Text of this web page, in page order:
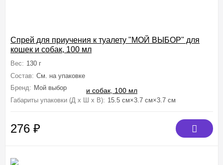
Спрей для приучения к туалету "МОЙ ВЫБОР" для
кошек и собак, 100 мл
Вес: 130 г
Состав: См. на упаковке
Бренд: Мой выбор
Габариты упаковки (Д х Ш х В): 15.5 см×3.7 см×3.7 см
276 ₽